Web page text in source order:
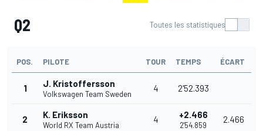
Q2 Toutes les statistiques
POS. PILOTE TOUR TEMPS ÉCART
1 J. Kristoffersson
Volkswagen Team Sweden
4 2'52.393
2 K. Eriksson
World RX Team Austria
4 +2.466
2'54.859
2.466